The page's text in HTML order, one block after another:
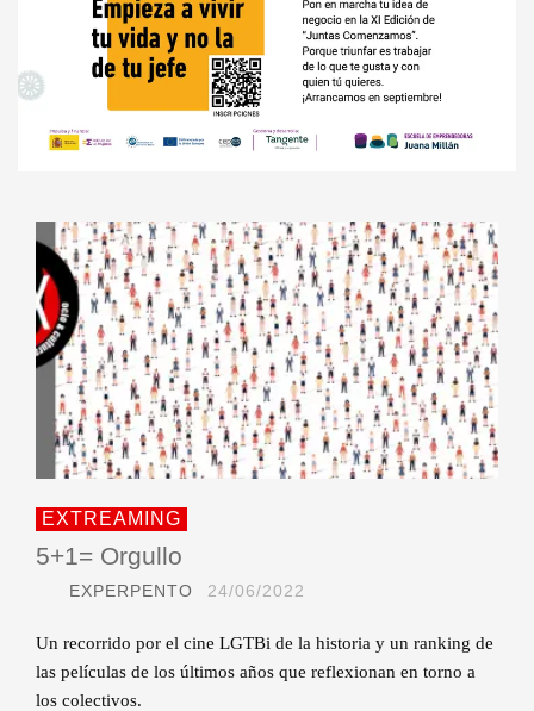
EXTREAMING
5+1= Orgullo
EXPERPENTO 24/06/2022
Un recorrido por el cine LGTBi de la historia y un ranking de
las películas de los últimos años que reflexionan en torno a
los colectivos.